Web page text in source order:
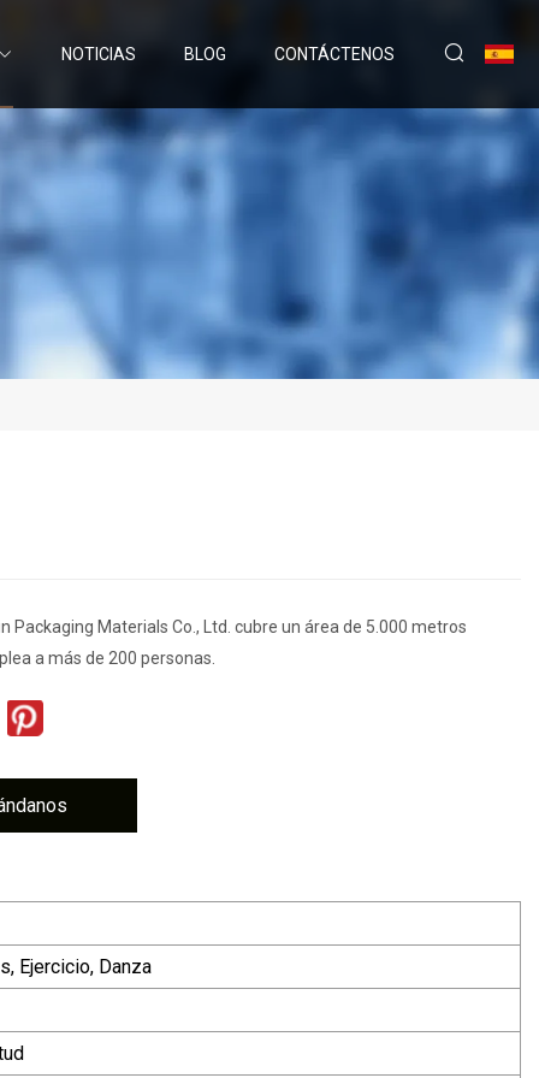
NOTICIAS BLOG CONTÁCTENOS
Packaging Materials Co., Ltd. cubre un área de 5.000 metros
a más de 200 personas.
Ejercicio, Danza